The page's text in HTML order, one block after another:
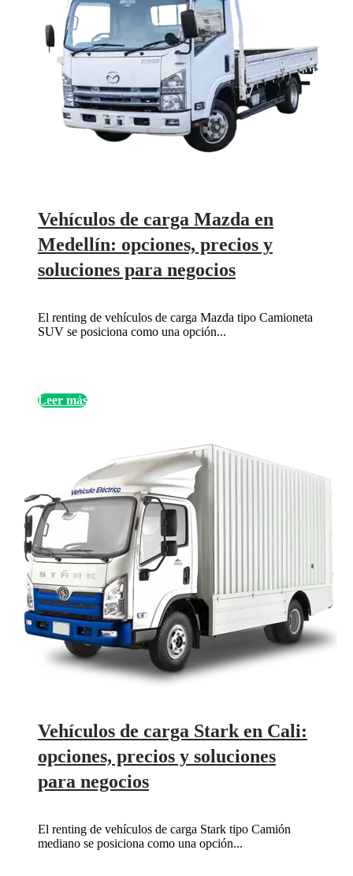
Vehículos de carga Mazda en
Medellín: opciones, precios y
soluciones para negocios
El renting de vehículos de carga Mazda tipo Camioneta
SUV se posiciona como una opción...
Leer más
Vehículos de carga Stark en Cali:
opciones, precios y soluciones
para negocios
El renting de vehículos de carga Stark tipo Camión
mediano se posiciona como una opción...